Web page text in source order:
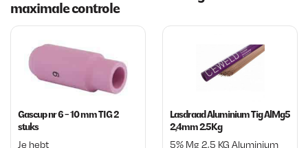
maximale controle
Gascup nr 6 - 10 mm TIG 2
stuks
Je hebt
Lasdraad Aluminium Tig AlMg5
2,4mm 2.5Kg
5% Mg 2,5 KG Aluminium